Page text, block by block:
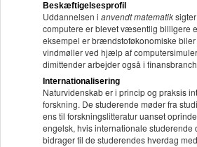
Beskæftigelsesprofil
Uddannelsen i anvendt matematik
computere er blevet væsentlig billigere
eksempel er brændstoføkonomiske
vindmøller ved hjælp af
dimittender arbejder også i
Internationalisering
Naturvidenskab er i princip og praksis
forskning. De studerende møder fra
ens til forskningslitteratur uanset
engelsk, hvis internationale
bidrager til de studerendes hverdag